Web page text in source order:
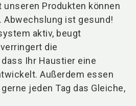
unseren Produkten können
Abwechslung ist gesund!
aktiv, beugt
die
Ihr Haustier eine
Außerdem essen
jeden Tag das Gleiche,